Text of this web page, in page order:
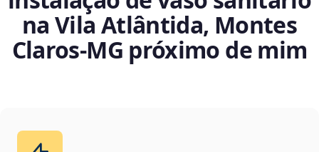
na Vila Atlântida, Montes
Claros‑MG próximo de mim